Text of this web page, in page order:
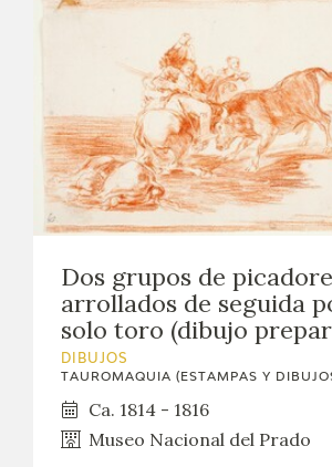
Dos grupos de
arrollados de seguida
solo toro (dibujo
DIBUJOS
TAUROMAQUIA (ESTAMPAS Y
Ca. 1814 - 1816
Museo Nacional del Prado